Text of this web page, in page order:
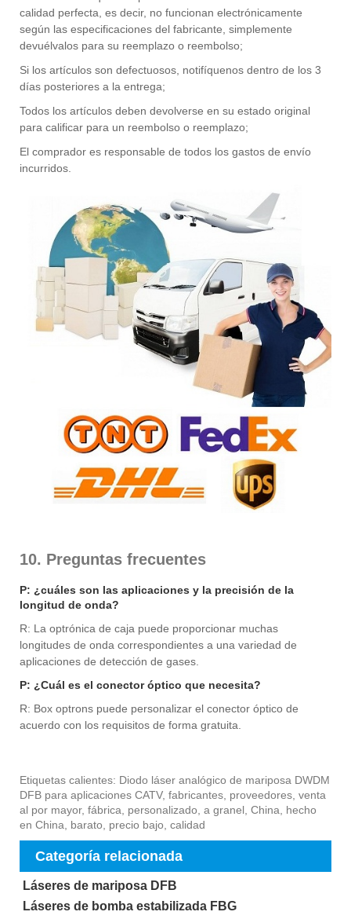
calidad perfecta, es decir, no funcionan electrónicamente
según las especificaciones del fabricante, simplemente
devuélvalos para su reemplazo o reembolso;
Si los artículos son defectuosos, notifíquenos dentro de los 3
días posteriores a la entrega;
Todos los artículos deben devolverse en su estado original
para calificar para un reembolso o reemplazo;
El comprador es responsable de todos los gastos de envío
incurridos.
10. Preguntas frecuentes
P: ¿cuáles son las aplicaciones y la precisión de la
longitud de onda?
R: La optrónica de caja puede proporcionar muchas
longitudes de onda correspondientes a una variedad de
aplicaciones de detección de gases.
P: ¿Cuál es el conector óptico que necesita?
R: Box optrons puede personalizar el conector óptico de
acuerdo con los requisitos de forma gratuita.
Etiquetas calientes: Diodo láser analógico de mariposa DWDM
DFB para aplicaciones CATV, fabricantes, proveedores, venta
al por mayor, fábrica, personalizado, a granel, China, hecho
en China, barato, precio bajo, calidad
Categoría relacionada
Láseres de mariposa DFB
Láseres de bomba estabilizada FBG